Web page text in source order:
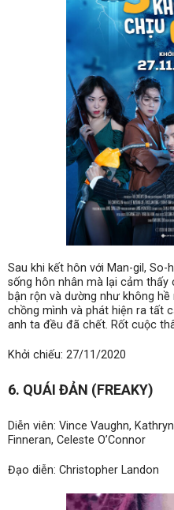
Sau khi kết hôn với Man-gil,
sống hôn nhân mà lại cảm thấy
bận rộn và dường như không
chồng mình và phát hiện ra tất
anh ta đều đã chết. Rốt cuộc
Khởi chiếu: 27/11/2020
6. QUÁI ĐẢN (FREAKY)
Diễn viên: Vince Vaughn,
Finneran, Celeste O’Connor
Đạo diễn: Christopher Landon